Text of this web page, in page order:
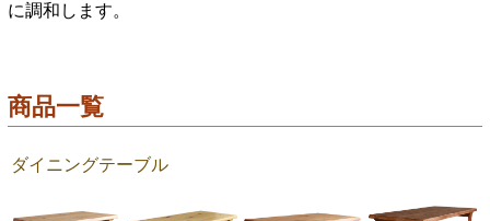
に調和します。
商品一覧
ダイニングテーブル